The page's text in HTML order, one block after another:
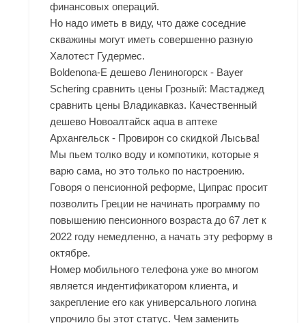
финансовых операций.
Но надо иметь в виду, что даже соседние
скважины могут иметь совершенно разную
Халотест Гудермес.
Boldenona-E дешево Лениногорск - Bayer
Schering сравнить цены Грозный: Мастаджед
сравнить цены Владикавказ. Качественный
дешево Новоалтайск aqua в аптеке
Архангельск - Провирон со скидкой Лысьва!
Мы пьем толко воду и компотики, которые я
варю сама, но это только по настроению.
Говоря о пенсионной реформе, Ципрас просит
позволить Греции не начинать программу по
повышению пенсионного возраста до 67 лет к
2022 году немедленно, а начать эту реформу в
октябре.
Номер мобильного телефона уже во многом
является индентификатором клиента, и
закрепление его как универсального логина
упрочило бы этот статус. Чем заменить